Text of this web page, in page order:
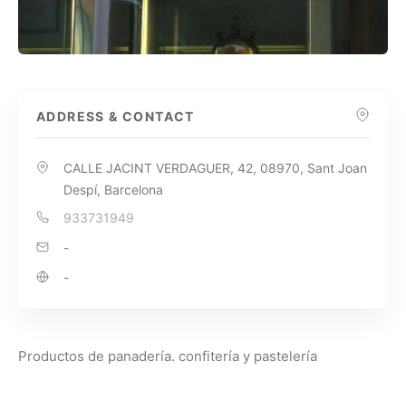
ADDRESS & CONTACT
CALLE JACINT VERDAGUER, 42, 08970, Sant Joan
Despí, Barcelona
933731949
-
-
Productos de panadería. confitería y pastelería